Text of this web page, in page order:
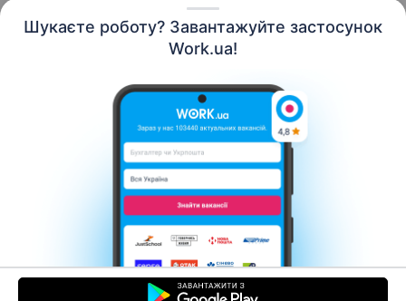
Шукаєте роботу? Завантажуйте застосунок
Work.ua!
Контакти Про нас
Кар’єра
Допомога Умови використання